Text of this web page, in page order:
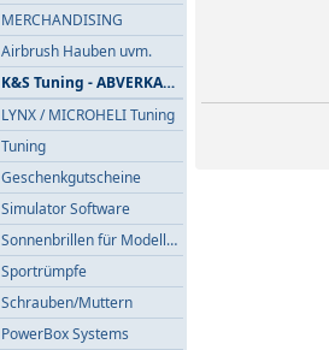
MERCHANDISING
Airbrush Hauben uvm.
K&S Tuning - ABVERKAUF
LYNX / MICROHELI Tuning
Tuning
Geschenkgutscheine
Simulator Software
Sonnenbrillen für Modellflieger
Sportrümpfe
Schrauben/Muttern
PowerBox Systems